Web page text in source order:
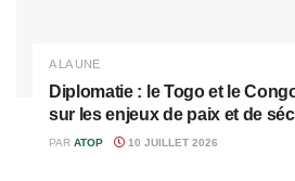
A LA UNE
Diplomatie : le Togo et le
sur les enjeux de paix et de
PAR ATOP 10 JUILLET 2026